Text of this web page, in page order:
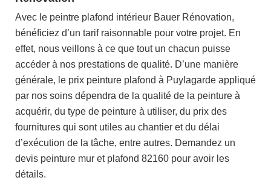
Avec le peintre plafond intérieur Bauer Rénovation,
bénéficiez d’un tarif raisonnable pour votre projet. En
effet, nous veillons à ce que tout un chacun puisse
accéder à nos prestations de qualité. D’une manière
générale, le prix peinture plafond à Puylagarde appliqué
par nos soins dépendra de la qualité de la peinture à
acquérir, du type de peinture à utiliser, du prix des
fournitures qui sont utiles au chantier et du délai
d’exécution de la tâche, entre autres. Demandez un
devis peinture mur et plafond 82160 pour avoir les
détails.